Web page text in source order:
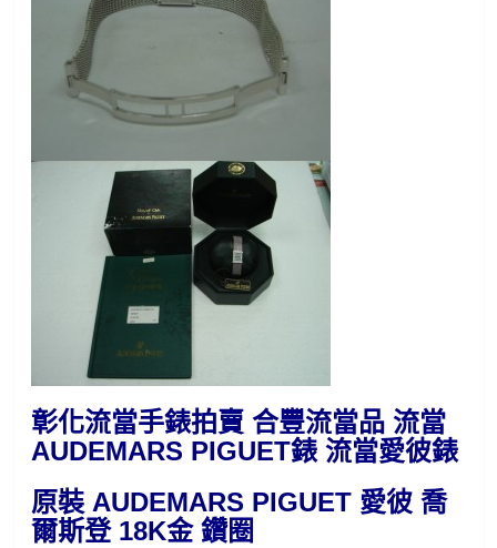
彰化流當手錶拍賣 合豐流當品 流當
AUDEMARS PIGUET錶 流當愛彼錶
原裝 AUDEMARS PIGUET 愛彼 喬
爾斯登 18K金 鑽圈